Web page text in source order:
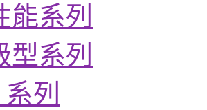
能系列
型系列
列